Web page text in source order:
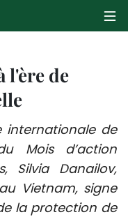
l'ère de
internationale de
Mois d’action
Silvia Danailov,
Vietnam, signe
la protection de